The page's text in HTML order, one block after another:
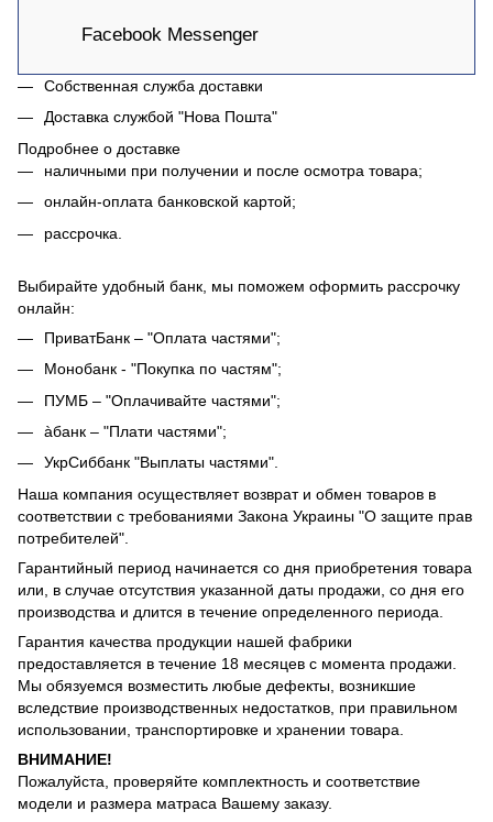
Facebook Messenger
Собственная служба доставки
Доставка службой "Нова Пошта"
Подробнее о доставке
наличными при получении и после осмотра товара;
онлайн-оплата банковской картой;
рассрочка.
Выбирайте удобный банк, мы поможем оформить рассрочку
онлайн:
ПриватБанк – "Оплата частями";
Монобанк - "Покупка по частям";
ПУМБ – "Оплачивайте частями";
àбанк – "Плати частями";
УкрСиббанк "Выплаты частями".
Наша компания осуществляет возврат и обмен товаров в
соответствии с требованиями Закона Украины "О защите прав
потребителей".
Гарантийный период начинается со дня приобретения товара
или, в случае отсутствия указанной даты продажи, со дня его
производства и длится в течение определенного периода.
Гарантия качества продукции нашей фабрики
предоставляется в течение 18 месяцев с момента продажи.
Мы обязуемся возместить любые дефекты, возникшие
вследствие производственных недостатков, при правильном
использовании, транспортировке и хранении товара.
ВНИМАНИЕ!
Пожалуйста, проверяйте комплектность и соответствие
модели и размера матраса Вашему заказу.